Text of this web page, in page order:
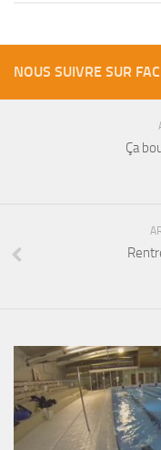
NOUS SUIVRE SUR
Ça